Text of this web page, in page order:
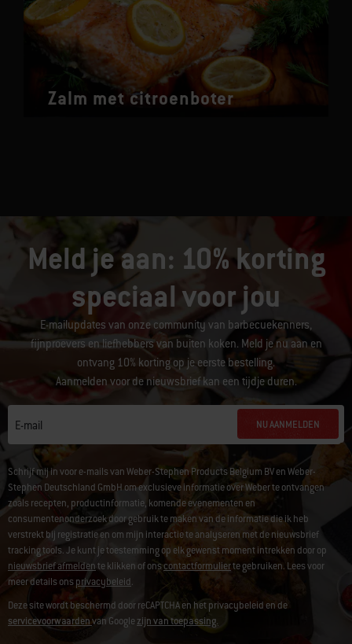
Zalm met citroenboter
Meld je aan: 10% korting
speciaal voor jou
E-mailupdates van onze community van barbecuekenners,
fijnproevers en liefhebbers van buiten koken. Meld je nu aan en
ontvang 10% korting op je eerste bestelling.
Aanmelden voor de nieuwsbrief kan een tijdje duren.
E-mail NU AANMELDEN
Schrijf mij in voor e-mails van Weber-Stephen Products Belgium BV en Weber-
Stephen Deutschland GmbH om exclusieve informatie over Weber te ontvangen
zoals recepten, productinformatie, komende evenementen en
consumentenonderzoek door gebruik te maken van de informatie die ik heb
verstrekt bij registratie en om mijn interactie te analyseren met de nieuwsbrief
tracking tools. Je kunt je toestemming op elk gewenst moment intrekken door op
nieuwsbrief afmeldente klikken of onscontactformulierte gebruiken. Lees voor
meer details onsprivacybeleid.
Deze site wordt beschermd door reCAPTCHA en het privacybeleid en de
servicevoorwaardenvan Googlezijn van toepassing.